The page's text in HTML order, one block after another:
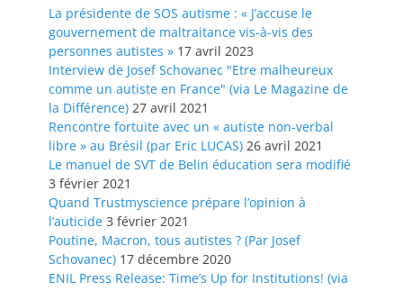
La présidente de SOS autisme : « J’accuse le
gouvernement de maltraitance vis-à-vis des
personnes autistes » 17 avril 2023
Interview de Josef Schovanec "Etre malheureux
comme un autiste en France" (via Le Magazine de
la Différence) 27 avril 2021
Rencontre fortuite avec un « autiste non-verbal
libre » au Brésil (par Eric LUCAS) 26 avril 2021
Le manuel de SVT de Belin éducation sera modifié
3 février 2021
Quand Trustmyscience prépare l’opinion à
l’auticide 3 février 2021
Poutine, Macron, tous autistes ? (Par Josef
Schovanec) 17 décembre 2020
ENIL Press Release: Time’s Up for Institutions! (via